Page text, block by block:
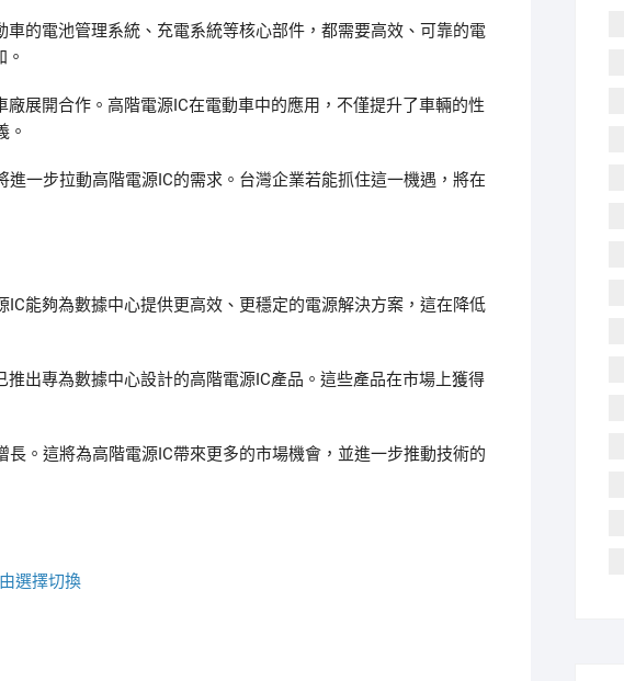
的電池管理系統、充電系統等核心部件，都需要高效、可靠的電
展開合作。高階電源IC在電動車中的應用，不僅提升了車輛的性
。
一步拉動高階電源IC的需求。台灣企業若能抓住這一機遇，將在
能夠為數據中心提供更高效、更穩定的電源解決方案，這在降低
出專為數據中心設計的高階電源IC產品。這些產品在市場上獲得
。這將為高階電源IC帶來更多的市場機會，並進一步推動技術的
選擇切換